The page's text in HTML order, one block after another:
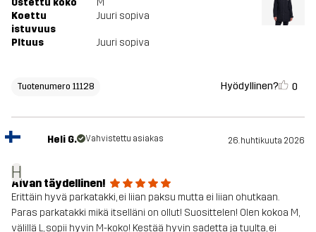
Ostettu koko
M
Koettu
istuvuus
Juuri sopiva
PItuus Juuri sopiva
Tuotenumero 11128 Hyödyllinen? 0
H
Heli G. Vahvistettu asiakas 26. huhtikuuta 2026
Aivan täydellinen!
Erittäin hyvä parkatakki, ei liian paksu mutta ei liian ohutkaan.
Paras parkatakki mikä itselläni on ollut! Suosittelen! Olen kokoa M,
välillä L, sopii hyvin M-koko! Kestää hyvin sadetta ja tuulta, ei